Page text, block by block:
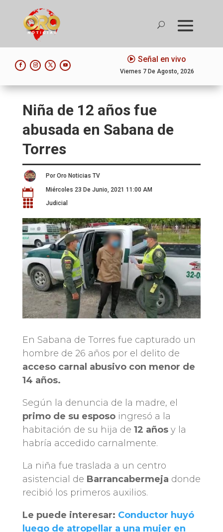
Señal en vivo
Viernes 7 De Agosto, 2026
Niña de 12 años fue
abusada en Sabana de
Torres
Por Oro Noticias TV
 Miércoles 23 De Junio, 2021 11:00 AM
 Judicial
En Sabana de Torres fue capturado un
hombre de 26 años por el delito de
acceso carnal abusivo con menor de
14 años.
Según la denuncia de la madre, el
primo de su esposoingresó a la
habitación de su hija de 12 añosy la
habría accedido carnalmente.
La niña fue traslada a un centro
asistencial de Barrancabermeja donde
recibió los primeros auxilios.
Le puede interesar: Conductor huyó
luego de atropellar a una mujer en